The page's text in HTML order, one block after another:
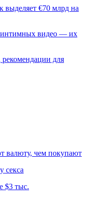
выделяет €70 млрд на
интимных видео — их
для
валюту, чем покупают
секса
$3 тыс.